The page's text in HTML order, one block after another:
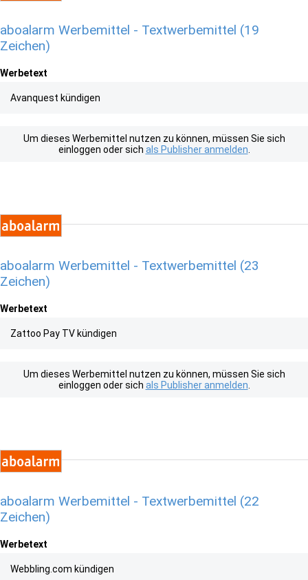
aboalarm Werbemittel - Textwerbemittel (19
Zeichen)
Werbetext
Avanquest kündigen
Um dieses Werbemittel nutzen zu können, müssen Sie sich
einloggen oder sich als Publisher anmelden
aboalarm Werbemittel - Textwerbemittel (23
Zeichen)
Werbetext
Zattoo Pay TV kündigen
Um dieses Werbemittel nutzen zu können, müssen Sie sich
einloggen oder sich als Publisher anmelden
aboalarm Werbemittel - Textwerbemittel (22
Zeichen)
Werbetext
Webbling.com kündigen